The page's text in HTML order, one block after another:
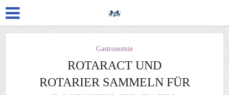
Gastronomie
ROTARACT UND
ROTARIER SAMMELN FÜR